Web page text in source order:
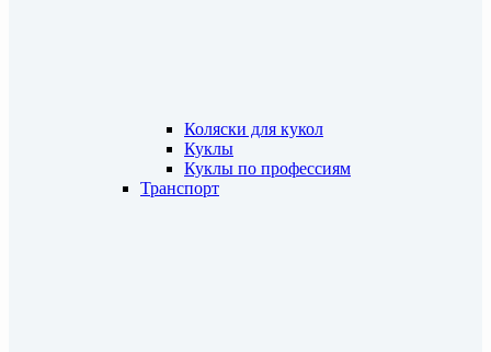
Коляски для кукол
Куклы
Куклы по профессиям
Транспорт